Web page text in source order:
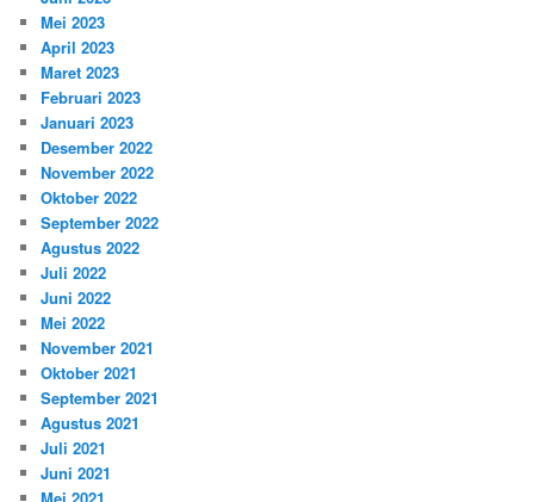
Mei 2023
April 2023
Maret 2023
Februari 2023
Januari 2023
Desember 2022
November 2022
Oktober 2022
September 2022
Agustus 2022
Juli 2022
Juni 2022
Mei 2022
November 2021
Oktober 2021
September 2021
Agustus 2021
Juli 2021
Juni 2021
Mei 2021